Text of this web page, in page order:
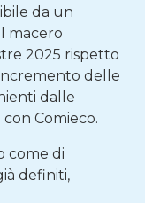
da un
macero
2025 rispetto
delle
dalle
Comieco.
come di
definiti,